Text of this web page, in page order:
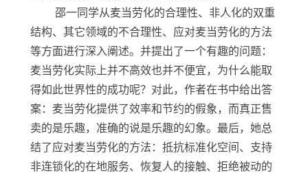
邵一同学从麦当劳化的合理性、非人化的双重
结构、其它领域的不合理性、应对麦当劳化的方法
等方面进行深入阐述。并提出了一个有趣的问题：
麦当劳化实际上并不高效也并不便宜，为什么能取
得如此世界性的成功呢？对此，作者在书中给出答
案：麦当劳化提供了效率和节约的假象，而真正售
卖的是乐趣，准确的说是乐趣的幻象。最后，她总
结了应对麦当劳化的方法：抵抗标准化空间、支持
非连锁化的在地服务、恢复人的接触、拒绝被动的